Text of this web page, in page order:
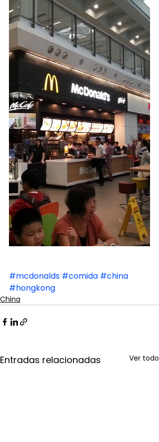
#mcdonalds #comida #china
#hongkong
China
Entradas relacionadas Ver todo